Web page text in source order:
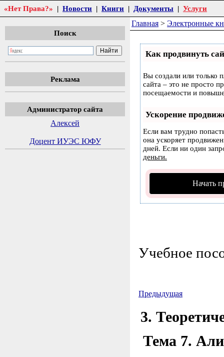
«Нет Права?» | Новости | Книги | Документы | Услуги
Поиск
Реклама
Администратор сайта
Алексей
Доцент ИУЭС ЮФУ
Главная > Электронные
Как продвинуть
Вы создали или только
сайта – это не просто
посещаемости и
Ускорение
Если вам трудно
она ускоряет
дней. Если ни один
деньги.
Начать
Учебное
Предыдущая
3.
Тема 7.